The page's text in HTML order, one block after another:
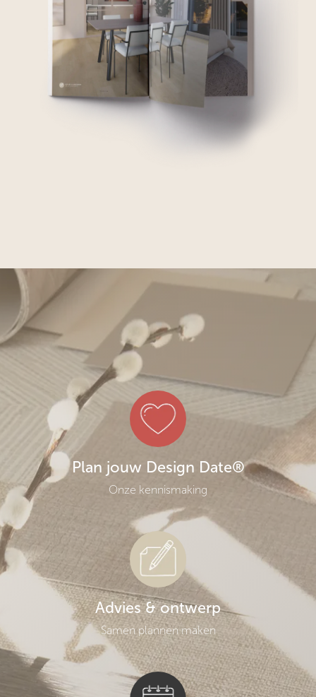
Plan jouw Design Date®
Onze kennismaking
Advies & ontwerp
Samen plannen maken